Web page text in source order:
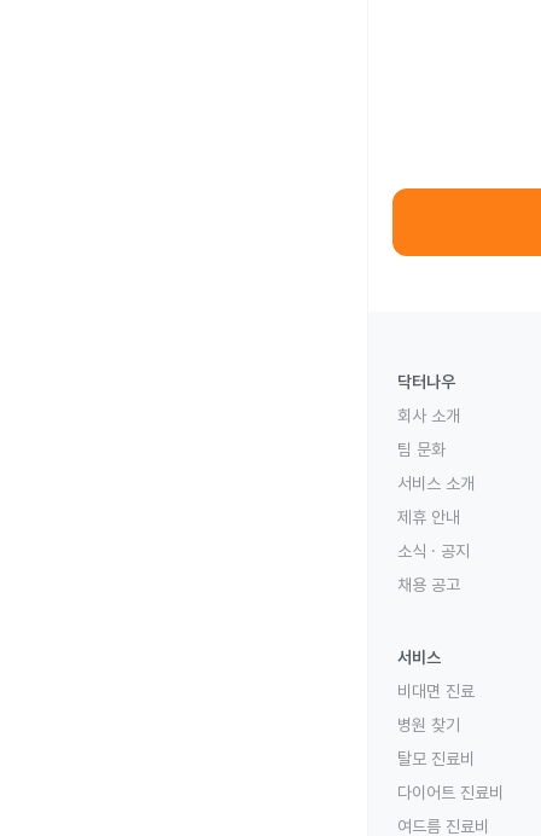
닥터나우
회사 소개
팀 문화
서비스 소개
제휴 안내
소식 · 공지
채용 공고
서비스
비대면 진료
병원 찾기
탈모 진료비
다이어트 진료비
여드름 진료비